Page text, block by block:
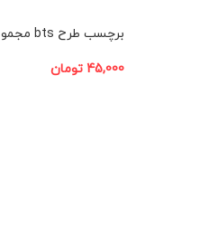
برچسب طرح bts مجموعه 9 عددی
45,000 تومان